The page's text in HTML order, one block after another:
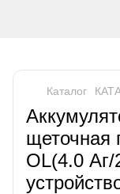
Каталог
щеточная
OL(4.0 Аг/